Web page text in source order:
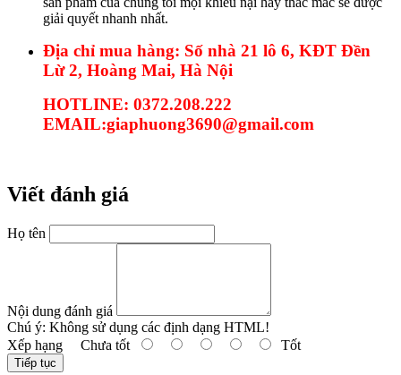
giải quyết nhanh nhất.
Địa chỉ mua hàng: Số nhà 21 lô 6, KĐT Đền
Lừ 2, Hoàng Mai, Hà Nội
HOTLINE: 0372.208.222
EMAIL:giaphuong3690@gmail.com
Viết đánh giá
Họ tên
Nội dung đánh giá
Chú ý: Không sử dụng các định dạng HTML!
Xếp hạng Chưa tốt Tốt
Tiếp tục